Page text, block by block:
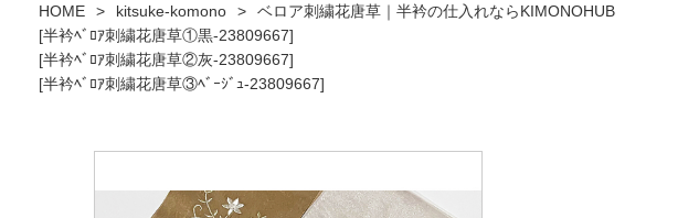
HOME kitsuke-komono
ベロア刺繍花唐草｜半衿の仕入れならKIMONOHUB
[半衿ﾍﾞﾛｱ刺繍花唐草①黒-23809667]
[半衿ﾍﾞﾛｱ刺繍花唐草②灰-23809667]
[半衿ﾍﾞﾛｱ刺繍花唐草③ﾍﾞｰｼﾞｭ-23809667]